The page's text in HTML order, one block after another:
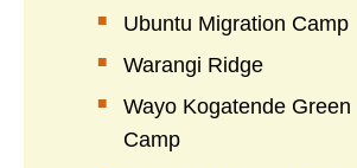
Ubuntu Migration Camp
Warangi Ridge
Wayo Kogatende Green
Camp